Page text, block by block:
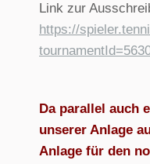
Link zur
https://
Da parallel auch
unserer Anlage
Anlage für den